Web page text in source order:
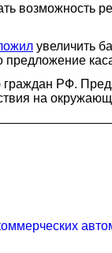
увеличить
РФ.
на